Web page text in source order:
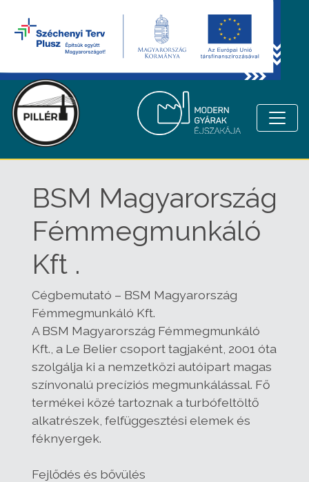
BSM Magyarország
Fémmegmunkáló
Kft .
Cégbemutató – BSM Magyarország
Fémmegmunkáló Kft.
A BSM Magyarország Fémmegmunkáló
Kft., a Le Belier csoport tagjaként, 2001 óta
szolgálja ki a nemzetközi autóipart magas
színvonalú precíziós megmunkálással. Fő
termékei közé tartoznak a turbófeltöltő
alkatrészek, felfüggesztési elemek és
féknyergek.
Fejlődés és bővülés